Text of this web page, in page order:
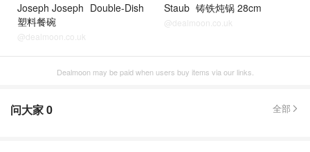
Joseph Joseph Double-Dish
塑料餐碗
@dealmoon.co.uk
Staub 铸铁炖锅 28cm
@dealmoon.co.uk
Dealmoon may be paid when users buy items via our links.
问大家0 全部